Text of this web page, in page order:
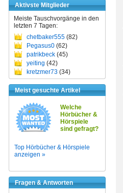
Aktivste Mitglieder
Meiste Tauschvorgänge in den
letzten 7 Tagen:
chetbaker555 (82)
Pegasus0 (62)
patrikbeck (45)
yeiting (42)
kretzmer73 (34)
Meist gesuchte Artikel
Welche
Hörbücher &
Hörspiele
sind gefragt?
Top Hörbücher & Hörspiele
anzeigen »
Fragen & Antworten